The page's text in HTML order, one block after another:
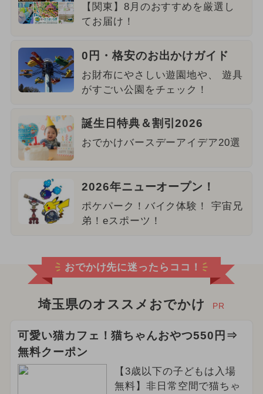
【関東】8月のおすすめを厳選し
てお届け！
0円・格安のお出かけガイド
お財布にやさしい遊園地や、 遊具
がすごい公園をチェック！
誕生日特典＆割引2026
おでかけバースデーアイデア20選
2026年ニューオープン！
ポケパーク！バイク体験！ 宇宙兄
弟！eスポーツ！
おでかけ先に迷ったらココ！
埼玉県のオススメおでかけ PR
可愛い猫カフェ！猫ちゃんおやつ550円⇒
無料クーポン
【3歳以下の子どもは入場
無料】非日常空間で猫ちゃ